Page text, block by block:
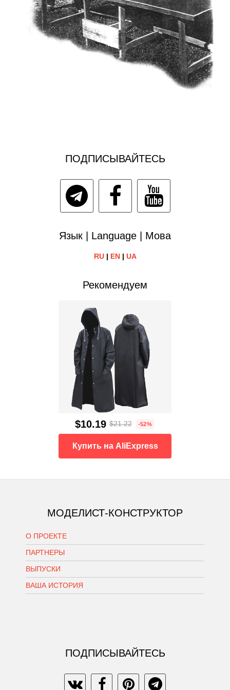
ПОДПИСЫВАЙТЕСЬ
Язык | Language | Мова
RU| EN| UA
Рекомендуем
$10.19 $21.22 -52%
Купить на AliExpress
МОДЕЛИСТ-КОНСТРУКТОР
О ПРОЕКТЕ
ПАРТНЕРЫ
ВЫПУСКИ
ВАША ИСТОРИЯ
ПОДПИСЫВАЙТЕСЬ